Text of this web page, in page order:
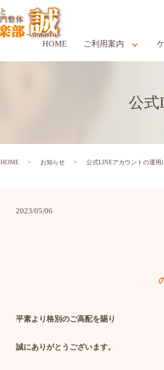
HOME ご利用案内
公式
HOME お知らせ 公式LINEアカウントの運用
2023/05/06
平素より格別のご高配を賜り
誠にありがとうございます。